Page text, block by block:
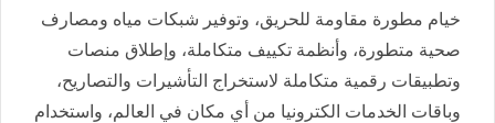
خيام مطورة مقاومة للحريق، وتوفير شبكات مياه ومصارف
صحية متطورة، وأنظمة تكييف متكاملة، وإطلاق منصات
وتطبيقات رقمية متكاملة لاستخراج التأشيرات والتصاريح،
وباقات الخدمات الكترونيا من أي مكان في العالم، واستخدام